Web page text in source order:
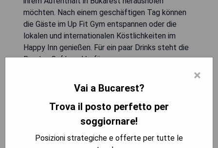
möchten. Nach einem geschäftigen Tag können
die Gäste im Up Fit Gym entspannen oder die
lokalen und internationalen Köstlichkeiten im
Happy Inn genießen. Für ein paar Drinks steht die
Bar Joy Café zur Verfügung.
- Zentrale Lage im Finanzviertel
- Modernes Fitnessstudio
- Vielfältige kulinarische Angebote
- Gemütliche Bar für Drinks
MOSTRA I PREZZI
×
Vai a Bucarest?
Trova il posto perfetto per
soggiornare!
Posizioni strategiche e offerte per tutte le